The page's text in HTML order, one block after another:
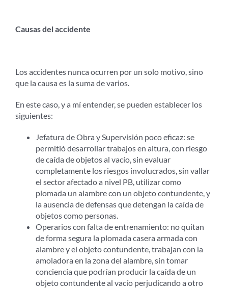
Causas del accidente
Los accidentes nunca ocurren por un solo motivo, sino
que la causa es la suma de varios.
En este caso, y a mí entender, se pueden establecer los
siguientes:
Jefatura de Obra y Supervisión poco eficaz: se
permitió desarrollar trabajos en altura, con riesgo
de caída de objetos al vacío, sin evaluar
completamente los riesgos involucrados, sin vallar
el sector afectado a nivel PB, utilizar como
plomada un alambre con un objeto contundente, y
la ausencia de defensas que detengan la caída de
objetos como personas.
Operarios con falta de entrenamiento: no quitan
de forma segura la plomada casera armada con
alambre y el objeto contundente, trabajan con la
amoladora en la zona del alambre, sin tomar
conciencia que podrían producir la caída de un
objeto contundente al vacío perjudicando a otro